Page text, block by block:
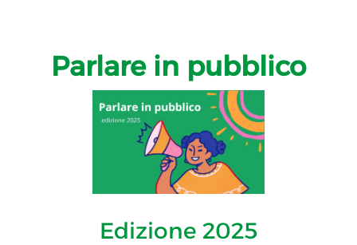
Parlare in pubblico
Edizione 2025